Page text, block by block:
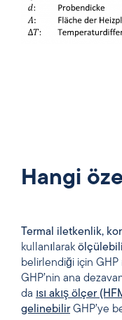
Hangi
Termal iletkenlik,
kullanılarak
belirlendiği için
GHP’nin ana
da ısı akış ölçer
gelinebilir GHP’ye